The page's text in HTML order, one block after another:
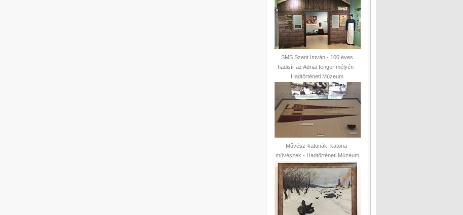
SMS Szent István - 100 éves
hadisír az Adriai-tenger mélyén -
Hadtörténeti Múzeum
Művész-katonák, katona-
művészek - Hadtörténeti Múzeum